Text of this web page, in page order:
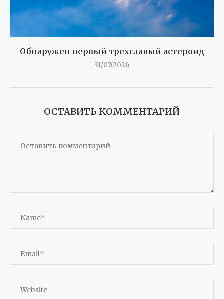
Обнаружен первый трехглавый астероид
31/07/2026
ОСТАВИТЬ КОММЕНТАРИЙ